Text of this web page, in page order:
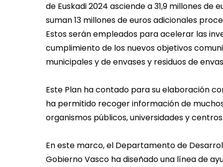
de Euskadi 2024 asciende a 31,9 millones de
suman 13 millones de euros adicionales
Estos serán empleados para acelerar las
cumplimiento de los nuevos objetivos
municipales y de envases y residuos de
Este Plan ha contado para su elaboración
ha permitido recoger información de
organismos públicos, universidades y
En este marco, el Departamento de
Gobierno Vasco ha diseñado una línea de